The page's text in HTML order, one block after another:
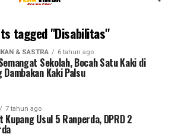
tagged "Disabilitas"
& SASTRA 6 tahun ago
Sekolah, Bocah Satu Kaki di
Dambakan Kaki Palsu
7 tahun ago
Kupang Usul 5 Ranperda, DPRD 2